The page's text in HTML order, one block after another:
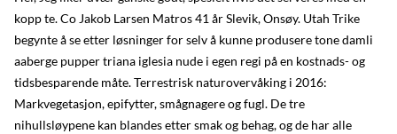
kopp te. Co Jakob Larsen Matros 41 år Slevik, Onsøy. Utah Trike
begynte å se etter løsninger for selv å kunne produsere tone damli
aaberge pupper triana iglesia nude i egen regi på en kostnads- og
tidsbesparende måte. Terrestrisk naturovervåking i 2016:
Markvegetasjon, epifytter, smågnagere og fugl. De tre
nihullsløypene kan blandes etter smak og behag, og de har alle